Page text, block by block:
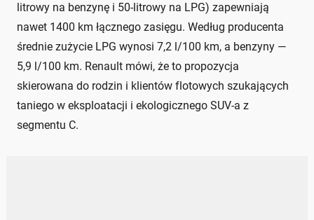
litrowy na benzynę i 50-litrowy na LPG) zapewniają
nawet 1400 km łącznego zasięgu. Według producenta
średnie zużycie LPG wynosi 7,2 l/100 km, a benzyny —
5,9 l/100 km. Renault mówi, że to propozycja
skierowana do rodzin i klientów flotowych szukających
taniego w eksploatacji i ekologicznego SUV-a z
segmentu C.